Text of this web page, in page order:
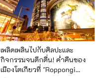
เพลิดเพลินไปกับศิลปะและ
กิจกรรมจนดึกดื่น! ค่ำคืนของ
เมืองโตเกียวที่ "Roppongi